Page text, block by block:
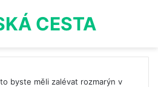
CESTA
byste měli zalévat rozmarýn v